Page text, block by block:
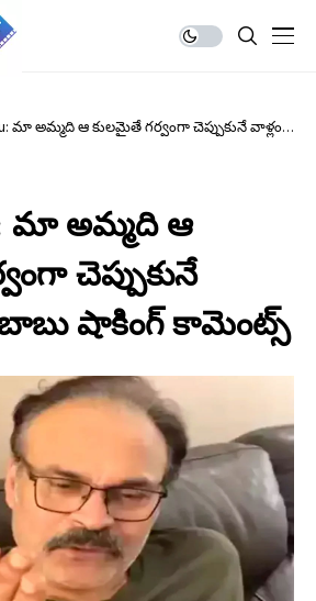
మా అమ్మ‌ది ఆ కుల‌మైతే గ‌ర్వంగా చెప్పుకునే వాళ్లం..
మా అమ్మ‌ది ఆ
చెప్పుకునే
షాకింగ్ కామెంట్స్